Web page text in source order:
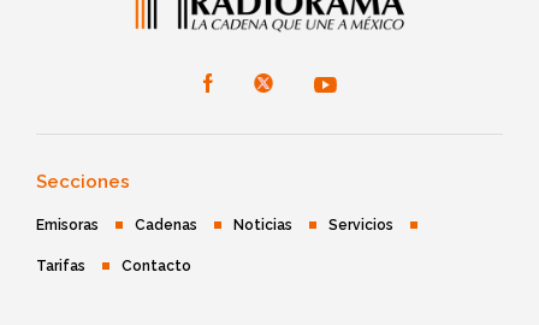
Secciones
Emisoras Cadenas Noticias Servicios
Tarifas Contacto